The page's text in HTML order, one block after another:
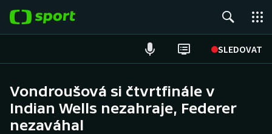
SLEDOVAT
Hokej
Vondroušová si čtvrtfinále v
Indian Wells nezahraje, Federer
nezaváhal